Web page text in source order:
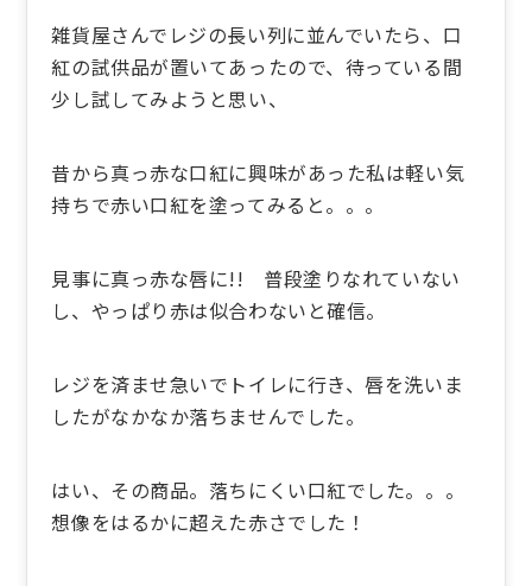
雑貨屋さんでレジの長い列に並んでいたら、口
紅の試供品が置いてあったので、待っている間
少し試してみようと思い、
昔から真っ赤な口紅に興味があった私は軽い気
持ちで赤い口紅を塗ってみると。。。
見事に真っ赤な唇に!! 普段塗りなれていない
し、やっぱり赤は似合わないと確信。
レジを済ませ急いでトイレに行き、唇を洗いま
したがなかなか落ちませんでした。
はい、その商品。落ちにくい口紅でした。。。
想像をはるかに超えた赤さでした！